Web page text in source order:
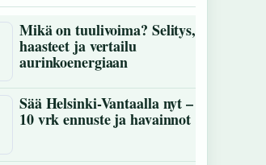
Mikä on tuulivoima? Selitys,
haasteet ja vertailu
aurinkoenergiaan
Sää Helsinki-Vantaalla nyt –
10 vrk ennuste ja havainnot